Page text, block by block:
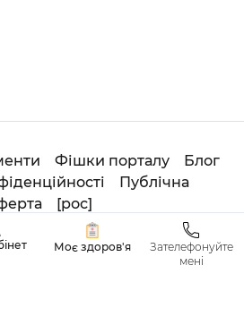
Моє здоров'я
Зателефонуйте
мені
Фішки порталу
Блог
Публічна
[рос]
ADHOYOGA. All Rights